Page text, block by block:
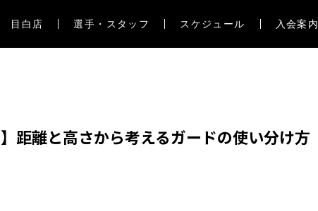
目白店 選手・スタッフ スケジュール 入会案内
距離と高さから考えるガードの使い分け方